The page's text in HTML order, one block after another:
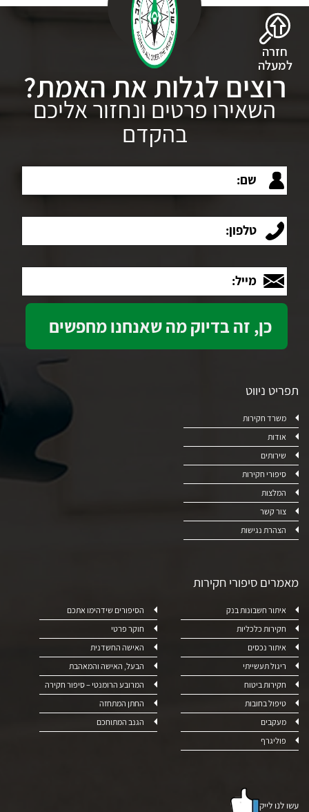
חזרה
למעלה
רוצים לגלות את האמת?
השאירו פרטים ונחזור אליכם
בהקדם
שם:
טלפון:
מייל:
תפריט ניווט
משרד חקירות
אודות
שירותים
סיפורי חקירות
המלצות
צור קשר
הצהרת נגישות
מאמרים סיפורי חקירות
איתור חשבונות בנק
חקירות כלכליות
איתור נכסים
ריגול תעשייתי
חקירות ביטוח
טיפול בחובות
מעקבים
פוליגרף
הסיפורים שידהימו אתכם
חוקר פרטי
האישה החשדנית
הבעל, האישה והמאהבת
המרובע הרומנטי – סיפור חקירה
החתן המתחזה
הגנב המתוחכם
עשו לנו לייק